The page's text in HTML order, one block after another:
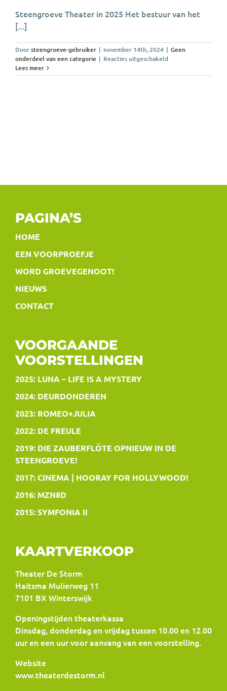
Steengroeve Theater in 2025 Het bestuur van het
[...]
Doorsteengroeve-gebruiker | november 14th, 2024 | Geen
onderdeel van een categorie | Reacties uitgeschakeldvoor
Steengroeve
Lees meer
PAGINA’S
HOME
EEN VOORPROEFJE
WORD GROEVEGENOOT!
NIEUWS
CONTACT
VOORGAANDE
VOORSTELLINGEN
2025: LUNA – LIFE IS A MYSTERY
2024: DEURDONDEREN
2023: ROMEO+JULIA
2022: DE FREULE
2019: DIE ZAUBERFLÖTE OPNIEUW IN DE
STEENGROEVE!
2017: CINEMA | HOORAY FOR HOLLYWOOD!
2016: MZN8D
2015: SYMFONIA II
KAARTVERKOOP
Theater De Storm
Haitsma Mulierweg 11
7101 BX Winterswijk
Openingstijden theaterkassa
Dinsdag, donderdag en vrijdag tussen 10.00 en 12.00
uur en een uur voor aanvang van een voorstelling.
Website
www.theaterdestorm.nl